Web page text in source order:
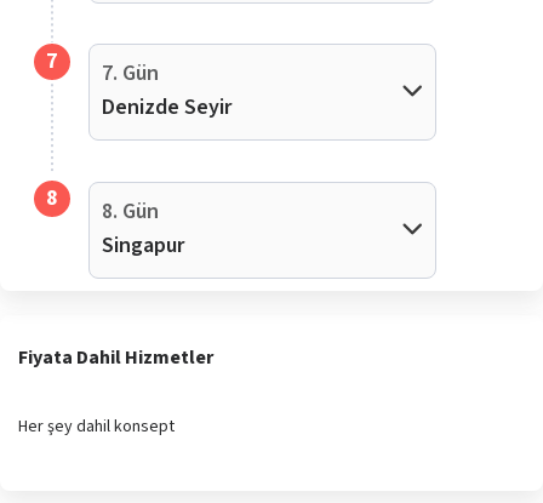
7
7. Gün
Denizde Seyir
8
8. Gün
Singapur
Fiyata Dahil Hizmetler
Her şey dahil konsept